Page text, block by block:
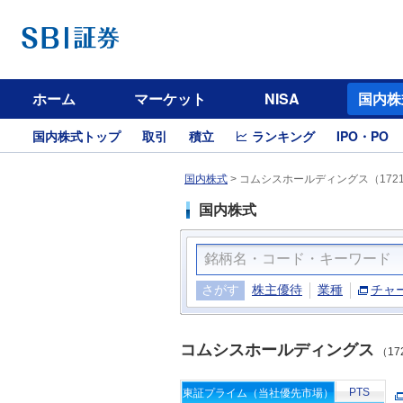
ホーム マーケット NISA 国内
国内株式トップ 取引 積立 ランキング IPO・PO
国内株式 > コムシスホールディングス（
国内株式
さがす 株主優待 業種 チャ
コムシスホールディングス （
東証プライム（当社優先市場） PTS